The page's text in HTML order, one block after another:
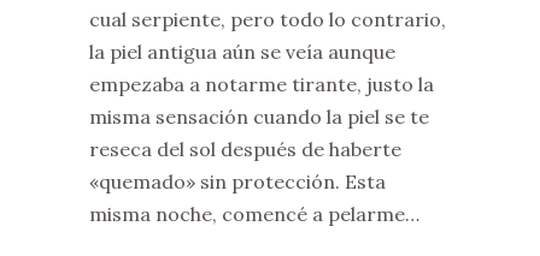
cual serpiente, pero todo lo contrario,
la piel antigua aún se veía aunque
empezaba a notarme tirante, justo la
misma sensación cuando la piel se te
reseca del sol después de haberte
«quemado» sin protección. Esta
misma noche, comencé a pelarme…